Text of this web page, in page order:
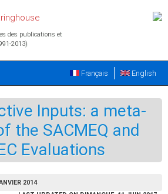
des publications et
2013)
English
Français
Inputs: a meta-
the SACMEQ and
Evaluations
2014